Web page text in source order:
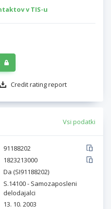
v TIS-u
Credit rating report
Vsi podatki
91188202
1823213000
Da (SI91188202)
S.14100 - Samozaposleni
delodajalci
13. 10. 2003